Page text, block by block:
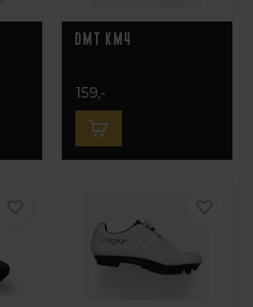
DMT KM4
159,-